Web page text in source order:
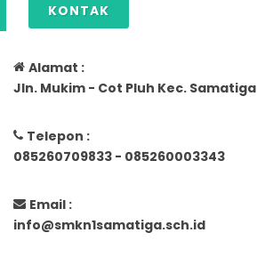
KONTAK
Alamat :
Jln. Mukim - Cot Pluh Kec. Samatiga
Telepon :
085260709833 - 085260003343
Email :
info@smkn1samatiga.sch.id